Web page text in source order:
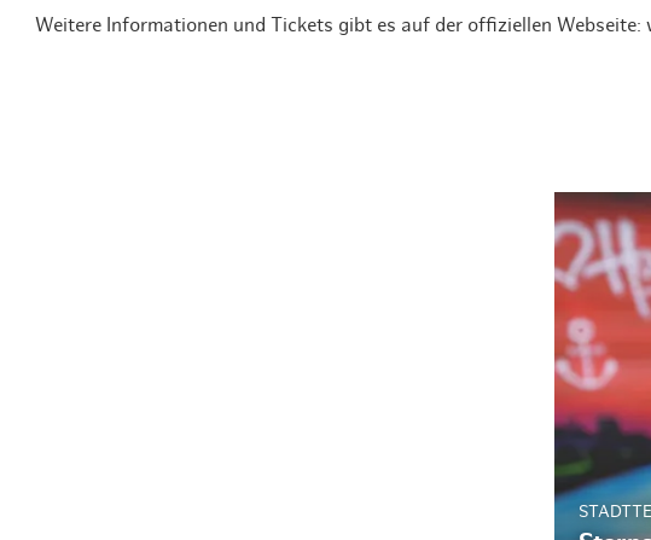
Weitere Informationen und Tickets gibt es auf der offiziellen Webseite: